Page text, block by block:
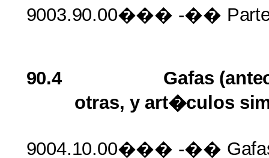
9003.90.00��� -��
90.4 Gafas
otras, y art�culos
9004.10.00��� -��